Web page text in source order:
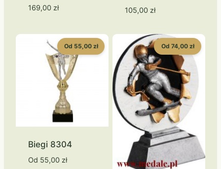
169,00 zł 105,00 zł
Od 55,00 zł
Biegi 8304
Od 55,00 zł
Od 74,00 zł